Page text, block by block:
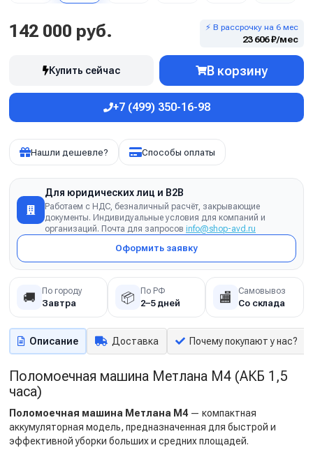
142 000 руб. ⚡ В рассрочку на 6 мес
23 606 ₽/мес
Купить сейчас В корзину
+7 (499) 350-16-98
Нашли дешевле? Способы оплаты
Для юридических лиц и B2B
Работаем с НДС, безналичный расчёт, закрывающие
документы. Индивидуальные условия для компаний и
организаций. Почта для запросов info@shop-avd.ru
Оформить заявку
🚚 По городу
Завтра 📦 По РФ
2–5 дней 🏬 Самовывоз
Со склада
Описание Доставка Почему покупают у нас?
Поломоечная машина Метлана М4 (АКБ 1,5
часа)
Поломоечная машина Метлана М4— компактная
аккумуляторная модель, предназначенная для быстрой и
эффективной уборки больших и средних площадей.